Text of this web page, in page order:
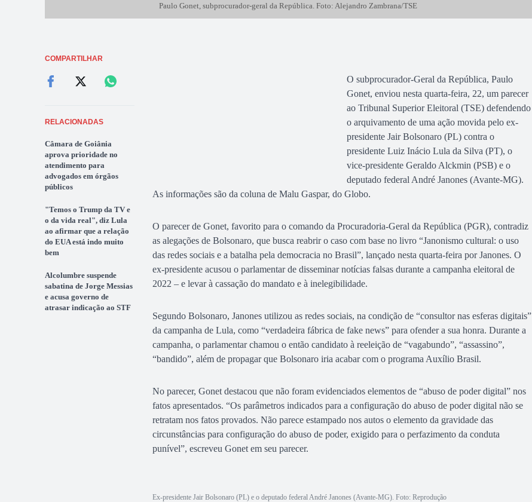
Paulo Gonet, subprocurador-geral da República. Foto: Alejandro Zambrana/TSE
COMPARTILHAR
RELACIONADAS
Câmara de Goiânia
aprova prioridade no
atendimento para
advogados em órgãos
públicos
"Temos o Trump da TV e
o da vida real", diz Lula
ao afirmar que a relação
do EUA está indo muito
bem
Alcolumbre suspende
sabatina de Jorge Messias
e acusa governo de
atrasar indicação ao STF
O subprocurador-Geral da República, Paulo
Gonet, enviou nesta quarta-feira, 22, um parecer
ao Tribunal Superior Eleitoral (TSE) defendendo
o arquivamento de uma ação movida pelo ex-
presidente Jair Bolsonaro (PL) contra o
presidente Luiz Inácio Lula da Silva (PT), o
vice-presidente Geraldo Alckmin (PSB) e o
deputado federal André Janones (Avante-MG).
As informações são da coluna de Malu Gaspar, do Globo.
O parecer de Gonet, favorito para o comando da Procuradoria-Geral da República (PGR), contradiz
as alegações de Bolsonaro, que busca reabrir o caso com base no livro “Janonismo cultural: o uso
das redes sociais e a batalha pela democracia no Brasil”, lançado nesta quarta-feira por Janones. O
ex-presidente acusou o parlamentar de disseminar notícias falsas durante a campanha eleitoral de
2022 – e levar à cassação do mandato e à inelegibilidade.
Segundo Bolsonaro, Janones utilizou as redes sociais, na condição de “consultor nas esferas digitais”
da campanha de Lula, como “verdadeira fábrica de fake news” para ofender a sua honra. Durante a
campanha, o parlamentar chamou o então candidato à reeleição de “vagabundo”, “assassino”,
“bandido”, além de propagar que Bolsonaro iria acabar com o programa Auxílio Brasil.
No parecer, Gonet destacou que não foram evidenciados elementos de “abuso de poder digital” nos
fatos apresentados. “Os parâmetros indicados para a configuração do abuso de poder digital não se
retratam nos fatos provados. Não parece estampado nos autos o elemento da gravidade das
circunstâncias para configuração do abuso de poder, exigido para o perfazimento da conduta
punível”, escreveu Gonet em seu parecer.
Ex-presidente Jair Bolsonaro (PL) e o deputado federal André Janones (Avante-MG). Foto: Reprodução